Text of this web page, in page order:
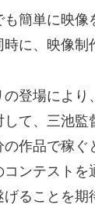
簡単に映
に、映像制
登場によ
て、三池
作品で稼
ンテスト
ることを期